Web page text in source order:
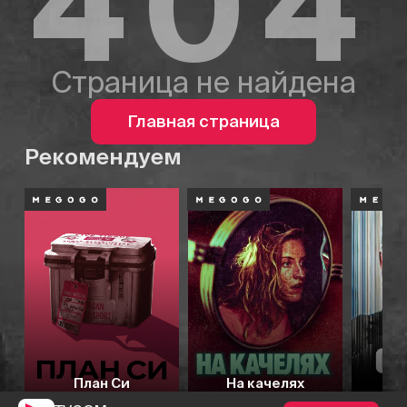
Страница не найдена
Главная страница
Рекомендуем
План Си На качелях